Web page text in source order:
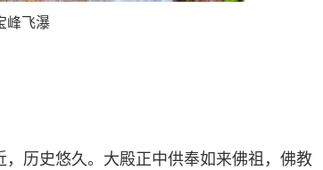
峰飞瀑
历史悠久。大殿正中供奉如来佛祖，佛教